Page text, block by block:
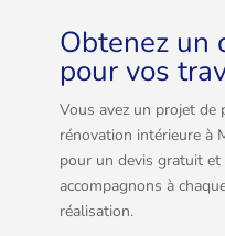
Obtenez un
pour vos
Vous avez un projet de
rénovation intérieure à
pour un devis gratuit et
accompagnons à
réalisation.